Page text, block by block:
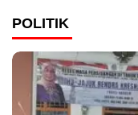
POLITIK